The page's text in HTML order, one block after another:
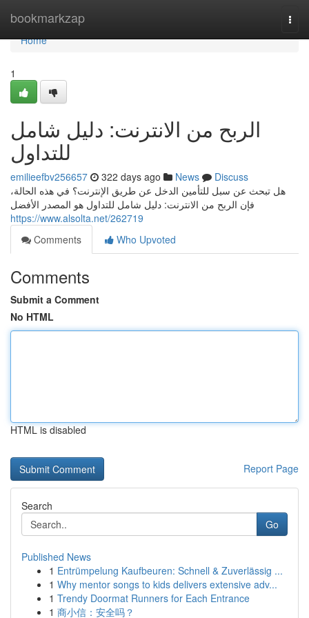
bookmarkzap
Home
Home
1
الربح من الانترنت: دليل شامل
للتداول
emilieefbv256657 322 days ago News
Discuss
هل تبحث عن سبل للتأمين الدخل عن طريق الإنترنت؟ في هذه الحالة،
فإن الربح من الانترنت: دليل شامل للتداول هو المصدر الأفضل
https://www.alsolta.net/262719
Comments
Who Upvoted
Comments
Submit a Comment
No HTML
HTML is disabled
Report Page
Search
Go
Published News
1 Entrümpelung Kaufbeuren: Schnell & Zuverlässig ...
1 Why mentor songs to kids delivers extensive adv...
1 Trendy Doormat Runners for Each Entrance
1 商小信：安全吗？